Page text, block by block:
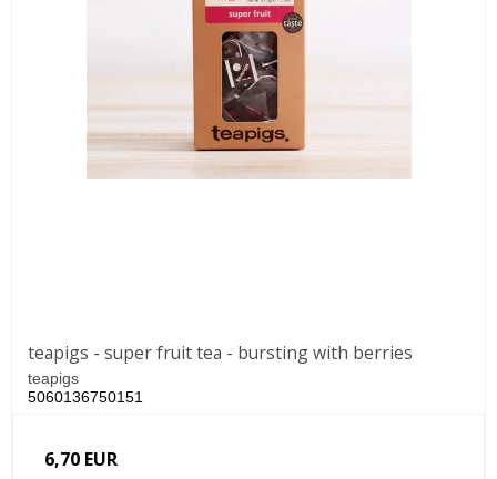
teapigs - super fruit tea - bursting with berries
teapigs
5060136750151
6,70 EUR